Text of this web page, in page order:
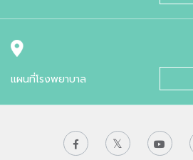
แผนที่โรงพยาบาล